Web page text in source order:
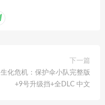
下一篇
生化危机：保护伞小队完整版
+9号升级挡+全DLC 中文